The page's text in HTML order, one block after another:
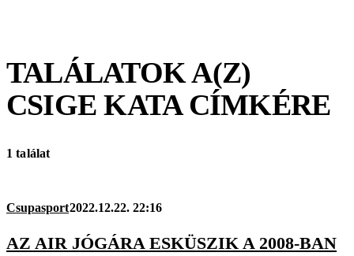
TALÁLATOK A(Z)
CSIGE KATACÍMKÉRE
1 találat
Csupasport2022.12.22. 22:16
AZ AIR JÓGÁRA ESKÜSZIK A 2008-BAN